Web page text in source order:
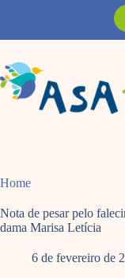
Home
Nota de pesar pelo
dama Marisa Letícia
6 de fevereiro de